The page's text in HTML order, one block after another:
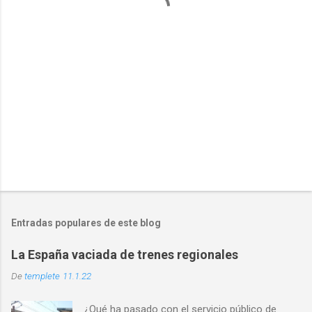
Entradas populares de este blog
La España vaciada de trenes regionales
Detemplete 11.1.22
¿Qué ha pasado con el servicio público de